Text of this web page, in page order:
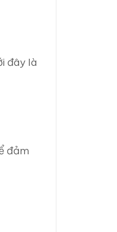
đây là
đảm